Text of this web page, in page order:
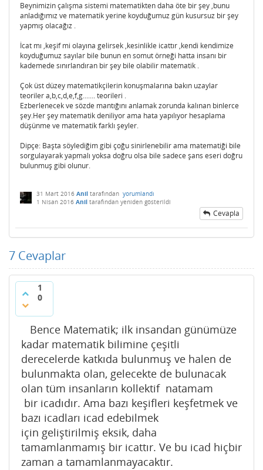
Beynimizin çalışma sistemi matematikten daha öte bir şey ,bunu
anladığımız ve matematik yerine koyduğumuz gün kusursuz bir şey
yapmış olacağız .
İcat mı ,keşif mi olayına gelirsek ,kesinlikle icattır ,kendi kendimize
koyduğumuz sayılar bile bunun en somut örneği hatta insanı bir
kademede sınırlandıran bir şey bile olabilir matematik .
Çok üst düzey matematikçilerin konuşmalarına bakın uzaylar
teoriler a,b,c,d,e,f,g....... teorileri .
Ezberlenecek ve sözde mantığını anlamak zorunda kalınan binlerce
şey.Her şey matematik deniliyor ama hata yapılıyor hesaplama
düşünme ve matematik farklı şeyler.
Dipçe: Başta söylediğim gibi çoğu sinirlenebilir ama matematiği bile
sorgulayarak yapmalı yoksa doğru olsa bile sadece şans eseri doğru
bulunmuş gibi olunur.
31 Mart 2016 Anil tarafından yorumlandı
1 Nisan 2016 Anil tarafından yeniden gösterildi
Cevapla
7 Cevaplar
1
0
Bence Matematik; ilk insandan günümüze
kadar matematik bilimine çeşitli
derecelerde katkıda bulunmuş ve halen de
bulunmakta olan, gelecekte de bulunacak
olan tüm insanların kollektif natamam
bir icadıdır. Ama bazı keşifleri keşfetmek ve
bazı icadları icad edebilmek
için geliştirilmiş eksik, daha
tamamlanmamış bir icattır. Ve bu icad hiçbir
zaman a tamamlanmayacaktır.